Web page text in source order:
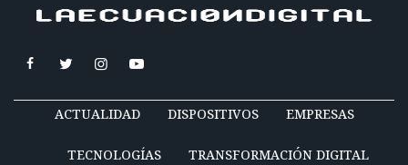
ACTUALIDAD DISPOSITIVOS EMPRESAS
TECNOLOGÍAS TRANSFORMACIÓN DIGITAL